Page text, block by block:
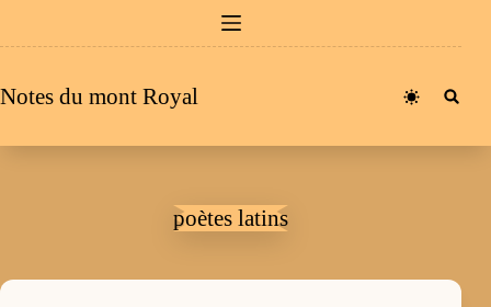
au
Notes du mont Royal
poètes latins